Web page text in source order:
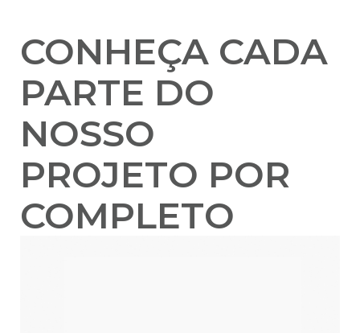
CONHEÇA CADA
PARTE DO
NOSSO
PROJETO POR
COMPLETO